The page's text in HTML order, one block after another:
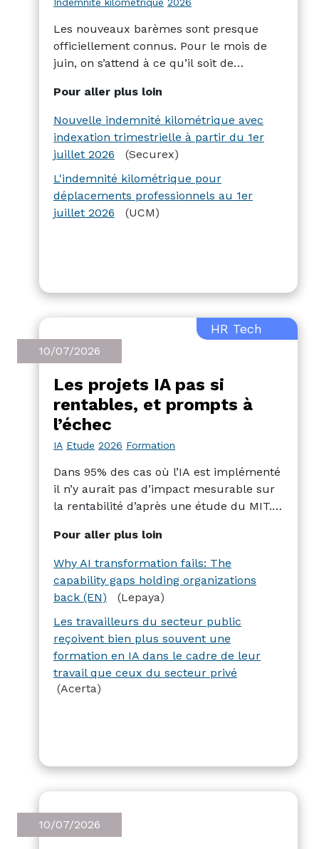
Indemnité kilométrique 2026
Les nouveaux barèmes sont presque
officiellement connus. Pour le mois de
juin, on s’attend à ce qu’il soit de
Il s’agira de la dernière adaptation
mensuelle. A partir du 1er juillet le
calcul trimestriel est à nouveau en
vigueur, et se portera à 0,4440€/km.
Pour aller plus loin
Nouvelle indemnité kilométrique avec
indexation trimestrielle à partir du 1er
juillet 2026
(Securex)
L'indemnité kilométrique pour
déplacements professionnels au 1er
juillet 2026
(UCM)
HR Tech
10/07/2026
Les projets IA pas si
rentables, et prompts à
l’échec
IA Etude 2026 Formation
Dans 95% des cas où l’IA est implémenté
il n’y aurait pas d’impact mesurable sur
la rentabilité d’après une étude du MIT.
le volet formation, Acerta a publié les
chiffres d’une étude concernant le
volume de travailleurs formés.
Pour aller plus loin
Why AI transformation fails: The
capability gaps holding organizations
back (EN)
(Lepaya)
Les travailleurs du secteur public
reçoivent bien plus souvent une
formation en IA dans le cadre de leur
travail que ceux du secteur privé
(Acerta)
10/07/2026